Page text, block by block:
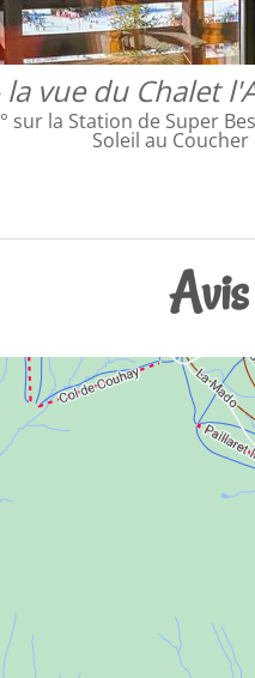
vue du Chalet
sur la Station de Super
Soleil au